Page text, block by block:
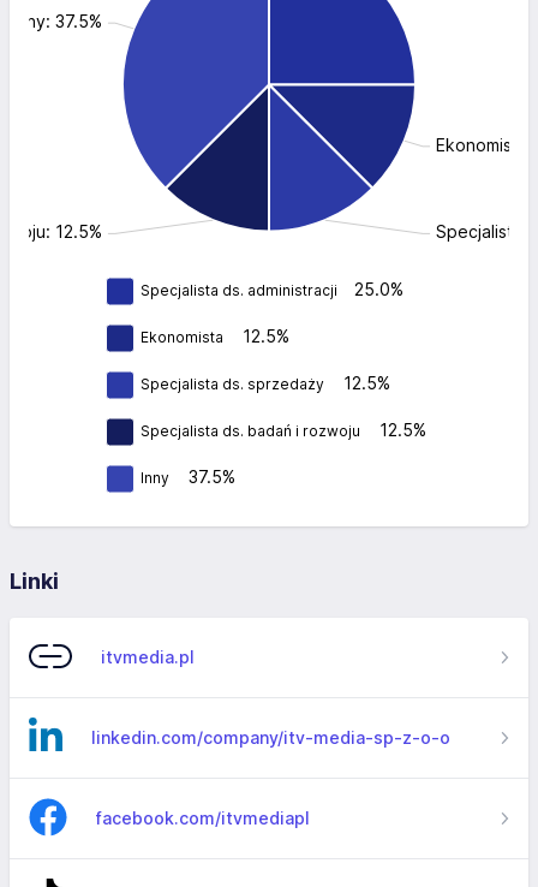
Ekonomista:
Specjalista
12.5%
Inny: 37.5%
Specjalista ds. administracji 25.0%
Ekonomista 12.5%
Specjalista ds. sprzedaży 12.5%
Specjalista ds. badań i rozwoju 12.5%
Inny 37.5%
Linki
itvmedia.pl
linkedin.com/company/itv-media-sp-z-o-o
facebook.com/itvmediapl